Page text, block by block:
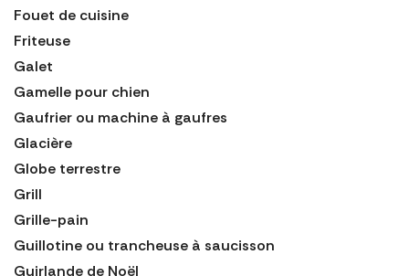
Fouet de cuisine
Friteuse
Galet
Gamelle pour chien
Gaufrier ou machine à gaufres
Glacière
Globe terrestre
Grill
Grille-pain
Guillotine ou trancheuse à saucisson
Guirlande de Noël